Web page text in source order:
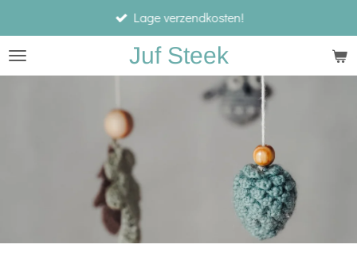
direct
naar
Juf Steek
Lage verzendkosten!